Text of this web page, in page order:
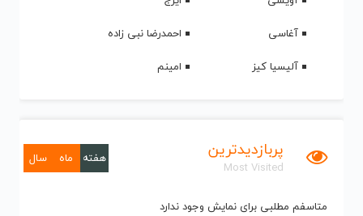
آغاسی
احمدرضا نبی زاده
آلیسیا کیز
امینم
پربازدیدترین
Most Visited
هفته ماه سال
متاسفم مطلبی برای نمایش وجود ندارد